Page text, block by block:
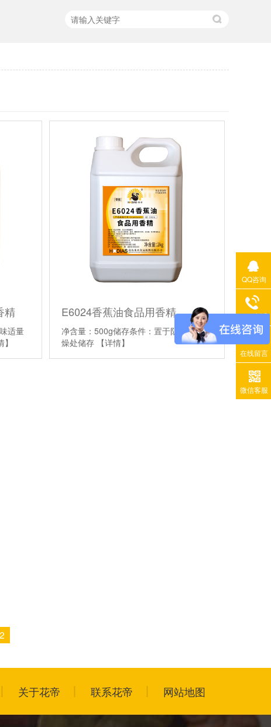
精
适量
】
E6024香蕉油食品用香精
净含量：500g储存条件：置于阴凉通风干
燥处储存 【详情】
2
关于花帝 联系花帝 网站地图
QQ咨询
400电话
在线留言
微信客服